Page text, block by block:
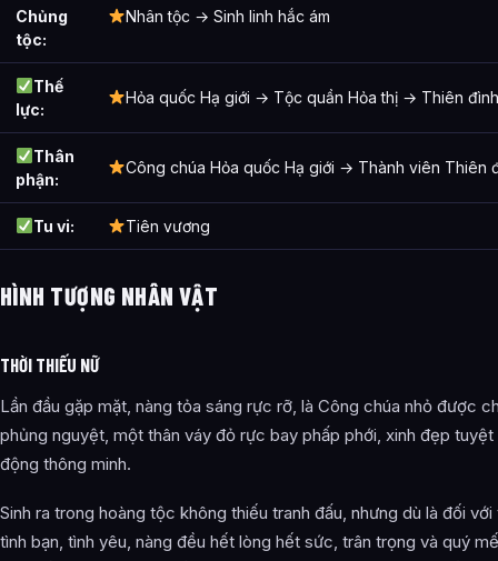
Chủng
tộc:
Nhân tộc → Sinh linh hắc ám
Thế
lực:
Hỏa quốc Hạ giới → Tộc quần Hỏa thị → Thiên đình
Thân
phận:
Công chúa Hỏa quốc Hạ giới → Thành viên Thiên
Tu vi: Tiên vương
HÌNH TƯỢNG NHÂN VẬT
THỜI THIẾU NỮ
Lần đầu gặp mặt, nàng tỏa sáng rực rỡ, là Công chúa nhỏ được
phủng nguyệt, một thân váy đỏ rực bay phấp phới, xinh đẹp tuyệt
động thông minh.
Sinh ra trong hoàng tộc không thiếu tranh đấu, nhưng dù là đối với
tình bạn, tình yêu, nàng đều hết lòng hết sức, trân trọng và quý